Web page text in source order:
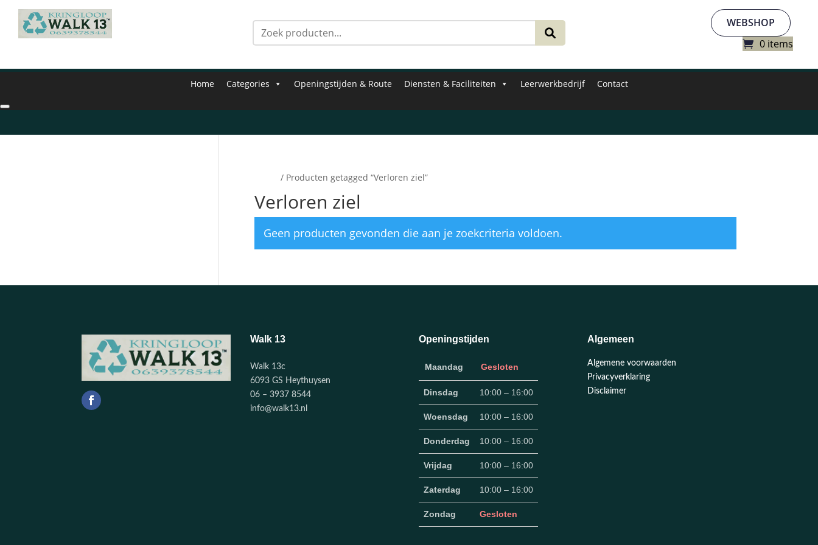
WEBSHOP
0 items
Home Categories Openingstijden & Route Diensten & Faciliteiten Leerwerkbedrijf Contact
/ Producten getagged “Verloren ziel”
Verloren ziel
Geen producten gevonden die aan je zoekcriteria voldoen.
Walk 13
Walk 13c
6093 GS Heythuysen
06 – 3937 8544
info@walk13.nl
Openingstijden
Maandag Gesloten
Dinsdag 10:00 – 16:00
Woensdag 10:00 – 16:00
Donderdag 10:00 – 16:00
Vrijdag 10:00 – 16:00
Zaterdag 10:00 – 16:00
Zondag Gesloten
Algemeen
Algemene voorwaarden
Privacyverklaring
Disclaimer